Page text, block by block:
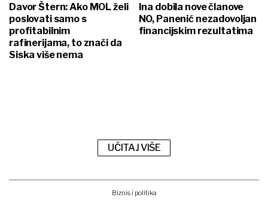
Davor Štern: Ako MOL želi
poslovati samo s
profitabilnim
rafinerijama, to znači da
Siska više nema
Ina dobila nove članove
NO, Panenić nezadovoljan
financijskim rezultatima
UČITAJ VIŠE
Biznis i politika